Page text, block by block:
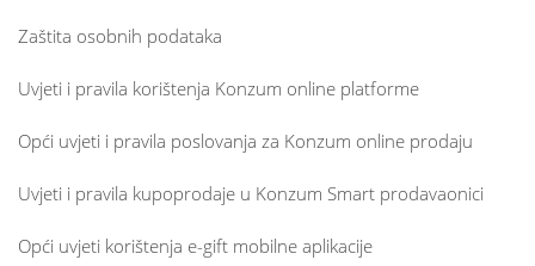
Zaštita osobnih podataka
Uvjeti i pravila korištenja Konzum online platforme
Opći uvjeti i pravila poslovanja za Konzum online prodaju
Uvjeti i pravila kupoprodaje u Konzum Smart prodavaonici
Opći uvjeti korištenja e-gift mobilne aplikacije